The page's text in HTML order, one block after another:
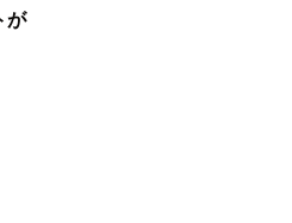
が